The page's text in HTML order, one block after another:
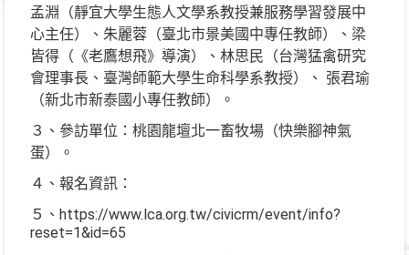
孟淵（靜宜大學生態人文學系教授兼服務學習發展中
心主任）、朱麗蓉（臺北市景美國中專任教師）、梁
皆得（《老鷹想飛》導演）、林思民（台灣猛禽研究
會理事長、臺灣師範大學生命科學系教授）、 張君瑜
（新北市新泰國小專任教師）。
３、參訪單位：桃園龍壇北一畜牧場（快樂腳神氣
蛋）。
４、報名資訊：
５、https://www.lca.org.tw/civicrm/event/info?
reset=1&id=65